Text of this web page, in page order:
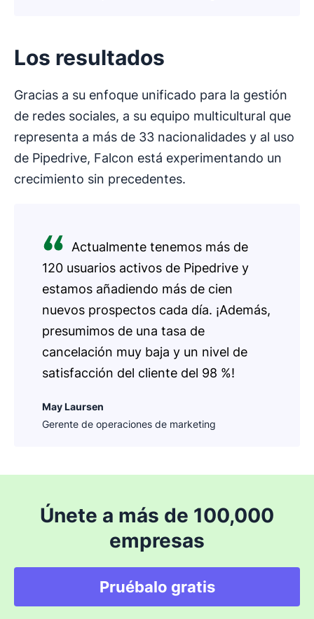
Los resultados
Gracias a su enfoque unificado para la gestión
de redes sociales, a su equipo multicultural que
representa a más de 33 nacionalidades y al uso
de Pipedrive, Falcon está experimentando un
crecimiento sin precedentes.
Actualmente tenemos más de
120 usuarios activos de Pipedrive y
estamos añadiendo más de cien
nuevos prospectos cada día. ¡Además,
presumimos de una tasa de
cancelación muy baja y un nivel de
satisfacción del cliente del 98 %!
May Laursen
Gerente de operaciones de marketing
Únete a más de 100,000
empresas
Pruébalo gratis